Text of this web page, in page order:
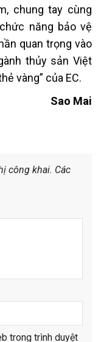
chung tay cùng
năng bảo vệ
quan trọng vào
thủy sản Việt
vàng” của EC.
Sao Mai
công khai. Các
trong trình duyệt